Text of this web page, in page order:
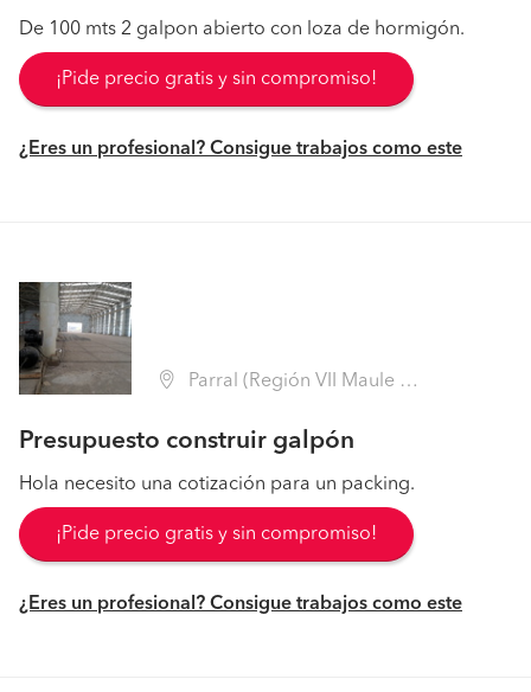
De 100 mts 2 galpon abierto con loza de hormigón.
¡Pide precio gratis y sin compromiso!
¿Eres un profesional? Consigue trabajos como este
Parral (Región VII Maule - Linares)
Presupuesto construir galpón
Hola necesito una cotización para un packing.
¡Pide precio gratis y sin compromiso!
¿Eres un profesional? Consigue trabajos como este